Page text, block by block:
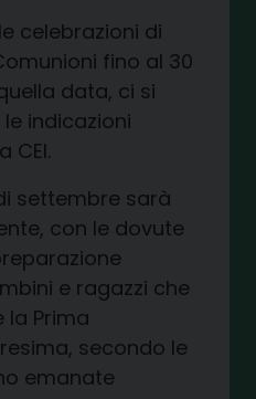
celebrazioni di
fino al 30
data, ci si
indicazioni
CEI.
sarà
con le dovute
e ragazzi che
la Prima
secondo le
emanate